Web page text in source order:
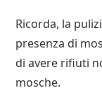
Ricorda, la
presenza di
di avere rifiuti
mosche.